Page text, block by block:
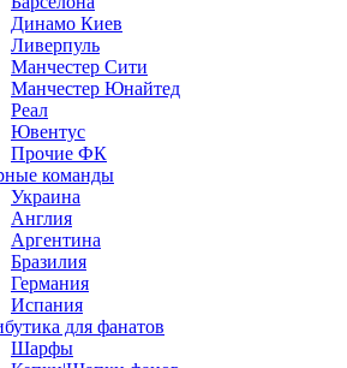
Динамо Киев
Ливерпуль
Манчестер Сити
Манчестер Юнайтед
Реал
Ювентус
Прочие ФК
команды
Украина
Англия
Аргентина
Бразилия
Германия
Испания
для фанатов
Шарфы